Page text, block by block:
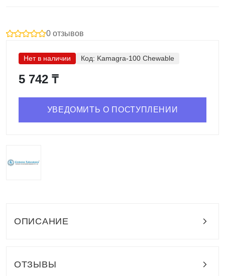
0 отзывов
Нет в наличии Код: Kamagra-100 Chewable
5 742 ₸
УВЕДОМИТЬ О ПОСТУПЛЕНИИ
ОПИСАНИЕ
ОТЗЫВЫ